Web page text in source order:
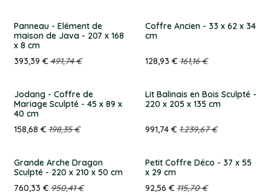
Panneau - Elément de
maison de Java - 207 x 168
x 8 cm
393,39 € 491,74€
Coffre Ancien - 33 x 62 x 34
cm
128,93 € 161,16€
Jodang - Coffre de
Mariage Sculpté - 45 x 89 x
40 cm
158,68 € 198,35€
Lit Balinais en Bois Sculpté -
220 x 205 x 135 cm
991,74€ 1.239,67€
Grande Arche Dragon
Sculpté - 220 x 210 x 50 cm
760,33 € 950,41€
Petit Coffre Déco - 37 x 55
x 29 cm
92,56 € 115,70€